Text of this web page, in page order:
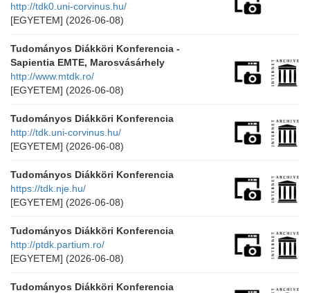
http://tdk0.uni-corvinus.hu/
[EGYETEM] (2026-06-08)
Tudományos Diákköri Konferencia -
Sapientia EMTE, Marosvásárhely
http://www.mtdk.ro/
[EGYETEM] (2026-06-08)
Tudományos Diákköri Konferencia
http://tdk.uni-corvinus.hu/
[EGYETEM] (2026-06-08)
Tudományos Diákköri Konferencia
https://tdk.nje.hu/
[EGYETEM] (2026-06-08)
Tudományos Diákköri Konferencia
http://ptdk.partium.ro/
[EGYETEM] (2026-06-08)
Tudományos Diákköri Konferencia